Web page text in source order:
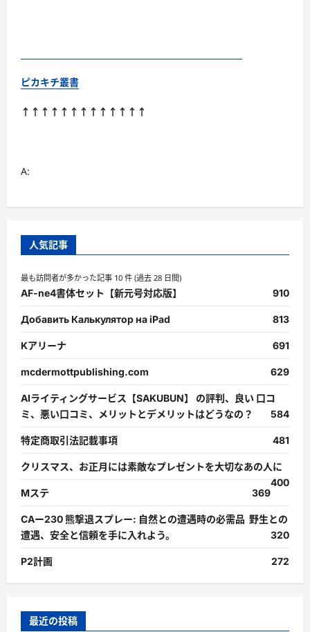
ピカキチ叢書
↑↑↑↑↑↑↑↑↑↑↑↑↑
A:
人気記事
最も訪問者が多かった記事 10 件 (過去 28 日間)
AF-ne4書体セット【新元号対応版】 910
Добавить Калькулятор на iPad 813
Kアリーナ 691
mcdermottpublishing.com 629
AIライティングサービス【SAKUBUN】 の評判、良い 口コ
ミ、悪い口コミ、メリットとデメリットはどうなの？
584
特定商取引法記載事項 481
クリスマス、お正月には素敵なプレゼントを大切なあの人に
400
Mステ
369
CAー230 熊撃退スプレー: 自然との遭遇時の必需品 野生との
遭遇、安全と信頼を手に入れよう。
320
P2計画 272
最近の投稿